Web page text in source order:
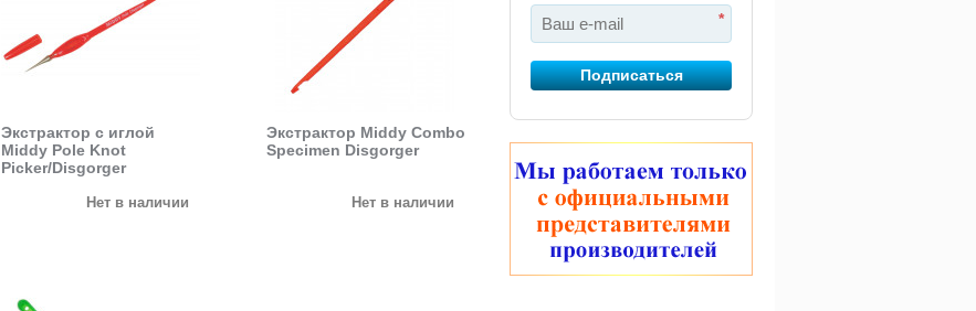
Экстрактор с иглой
Middy Pole Knot
Picker/Disgorger
Нет в наличии
Экстрактор Middy Combo
Specimen Disgorger
Нет в наличии
*
Подписаться